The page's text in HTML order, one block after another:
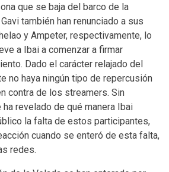
que se baja del barco de la
también han renunciado a sus
y Ampeter, respectivamente, lo
a Ibai a comenzar a firmar
Dado el carácter relajado del
no haya ningún tipo de repercusión
contra de los streamers. Sin
revelado de qué manera Ibai
la falta de estos participantes,
cuando se enteró de esta falta,
redes.